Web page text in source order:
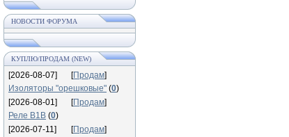
НОВОСТИ ФОРУМА
КУПЛЮ/ПРОДАМ (NEW)
[2026-08-07] [Продам]
Изоляторы "орешковые" (0)
[2026-08-01]
[Продам]
Реле В1В (0)
[2026-07-11]
[Продам]